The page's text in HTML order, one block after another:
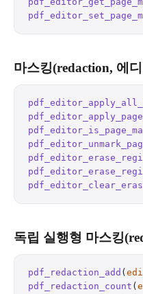
마스킹(redaction, 에
독립 실행형 마스킹
pdf_redaction_add (
pdf_redaction_count (